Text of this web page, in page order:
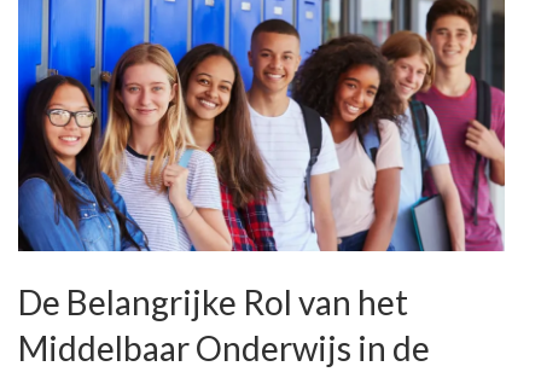
De Belangrijke Rol van het
Middelbaar Onderwijs in de